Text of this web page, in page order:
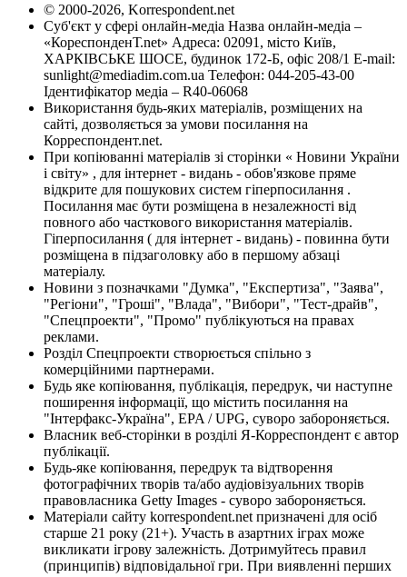
© 2000-2026, Korrespondent.net
Суб'єкт у сфері онлайн-медіа Назва онлайн-медіа –
«КореспонденТ.net» Адреса: 02091, місто Київ,
ХАРКІВСЬКЕ ШОСЕ, будинок 172-Б, офіс 208/1 E-mail:
sunlight@mediadim.com.ua Телефон: 044-205-43-00
Ідентифікатор медіа – R40-06068
Використання будь-яких матеріалів, розміщених на
сайті, дозволяється за умови посилання на
Корреспондент.net.
При копіюванні матеріалів зі сторінки « Новини України
і світу» , для інтернет - видань - обов'язкове пряме
відкрите для пошукових систем гіперпосилання .
Посилання має бути розміщена в незалежності від
повного або часткового використання матеріалів.
Гіперпосилання ( для інтернет - видань) - повинна бути
розміщена в підзаголовку або в першому абзаці
матеріалу.
Новини з позначками "Думка", "Експертиза", "Заява",
"Регіони", "Гроші", "Влада", "Вибори", "Тест-драйв",
"Спецпроекти", "Промо" публікуються на правах
реклами.
Розділ Спецпроекти створюється спільно з
комерційними партнерами.
Будь яке копіювання, публікація, передрук, чи наступне
поширення інформації, що містить посилання на
"Інтерфакс-Україна", EPA / UPG, суворо забороняється.
Власник веб-сторінки в розділі Я-Корреспондент є автор
публікації.
Будь-яке копіювання, передрук та відтворення
фотографічних творів та/або аудіовізуальних творів
правовласника Getty Images - суворо забороняється.
Матеріали сайту korrespondent.net призначені для осіб
старше 21 року (21+). Участь в азартних іграх може
викликати ігрову залежність. Дотримуйтесь правил
(принципів) відповідальної гри. При виявленні перших